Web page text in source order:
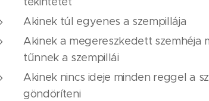
Akinek túl egyenes a szempillája
Akinek a megereszkedett szemhéja
tűnnek a szempillái
Akinek nincs ideje minden reggel a
göndöríteni